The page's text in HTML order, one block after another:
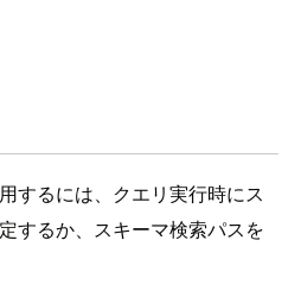
するには、クエリ実行時にス
するか、スキーマ検索パスを